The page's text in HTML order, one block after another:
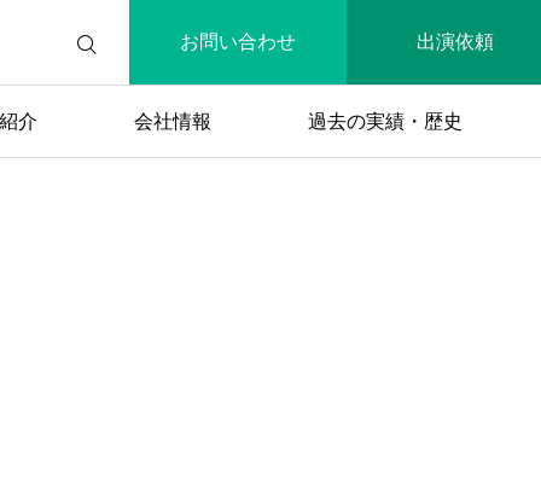
お問い合わせ 出演依頼
介 会社情報 過去の実績・歴史